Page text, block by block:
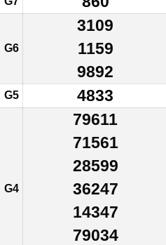
G6
3109
1159
9892
G5 4833
G4
79611
71561
28599
36247
14347
79034